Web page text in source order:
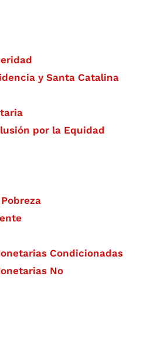
y Santa Catalina
por la Equidad
Condicionadas
No